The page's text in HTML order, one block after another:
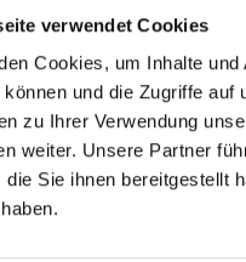
verwendet Cookies
Cookies, um Inhalte
und die Zugriffe
zu Ihrer Verwendung
weiter. Unsere Partner
die Sie ihnen bereitgestellt
Impressum